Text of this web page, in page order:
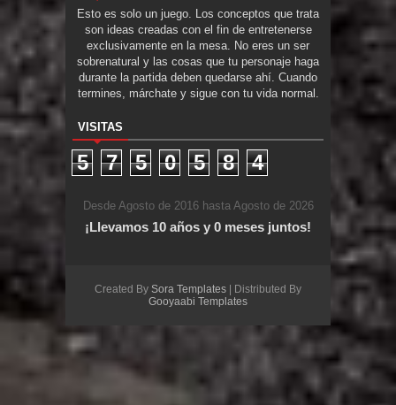
Esto es solo un juego. Los conceptos que trata
son ideas creadas con el fin de entretenerse
exclusivamente en la mesa. No eres un ser
sobrenatural y las cosas que tu personaje haga
durante la partida deben quedarse ahí. Cuando
termines, márchate y sigue con tu vida normal.
VISITAS
5 7 5 0 5 8 4
Desde Agosto de 2016 hasta Agosto de 2026
¡Llevamos 10 años y 0 meses juntos!
Created By Sora Templates | Distributed By
Gooyaabi Templates